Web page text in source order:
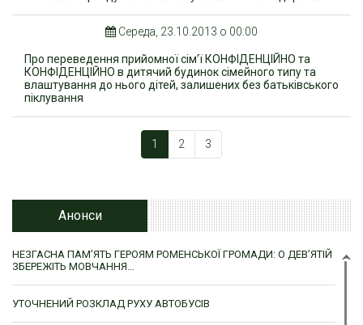
Середа, 23.10.2013 о 00:00
Про переведення прийомної сім’ї КОНФІДЕНЦІЙНО та
КОНФІДЕНЦІЙНО в дитячий будинок сімейного типу та
влаштування до нього дітей, залишених без батьківського
піклування
1 2 3
Анонси
НЕЗГАСНА ПАМ’ЯТЬ ГЕРОЯМ РОМЕНСЬКОЇ ГРОМАДИ: О ДЕВ’ЯТІЙ
ЗБЕРЕЖІТЬ МОВЧАННЯ…
УТОЧНЕНИЙ РОЗКЛАД РУХУ АВТОБУСІВ